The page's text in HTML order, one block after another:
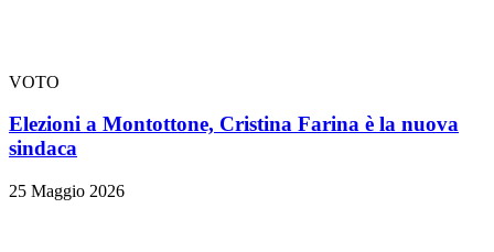
VOTO
Elezioni a Montottone, Cristina Farina è la nuova
sindaca
25 Maggio 2026